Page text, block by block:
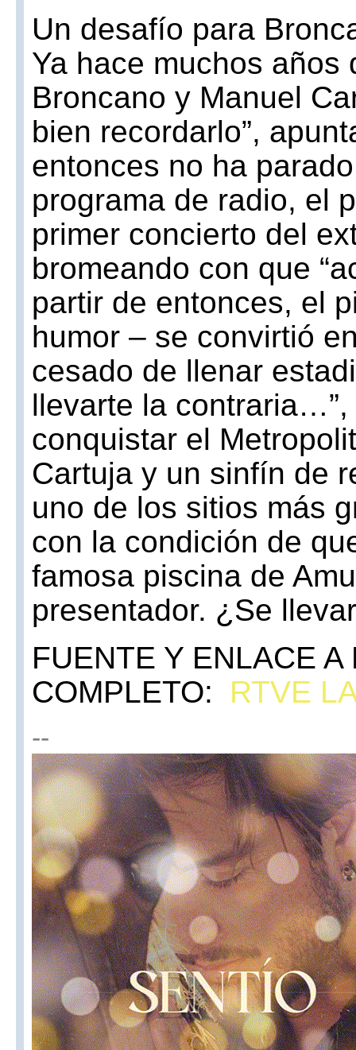
Un desafío para
Ya hace muchos
Broncano y Manuel
bien recordarlo”,
entonces no ha
programa de radio, el
primer concierto del
bromeando con que
partir de entonces, el
humor – se convirtió
cesado de llenar
llevarte la
conquistar el
Cartuja y un sinfín de
uno de los sitios más
con la condición de
famosa piscina de
presentador. ¿Se
FUENTE Y ENLACE
COMPLETO:
RTVE
--